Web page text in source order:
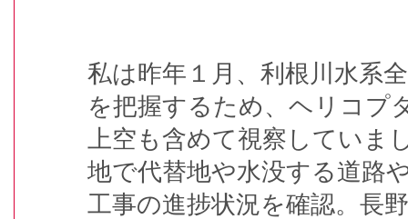
私は昨年１月、利根川水系
を把握するため、ヘリコプ
上空も含めて視察していま
地で代替地や水没する道路
工事の進捗状況を確認。長